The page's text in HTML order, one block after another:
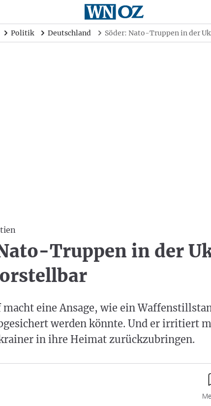
Politik Deutschland Söder: Nato-Truppen in der
Truppen in der
macht eine Ansage, wie ein
werden könnte. Und er irritiert
in ihre Heimat zurückzubringen.